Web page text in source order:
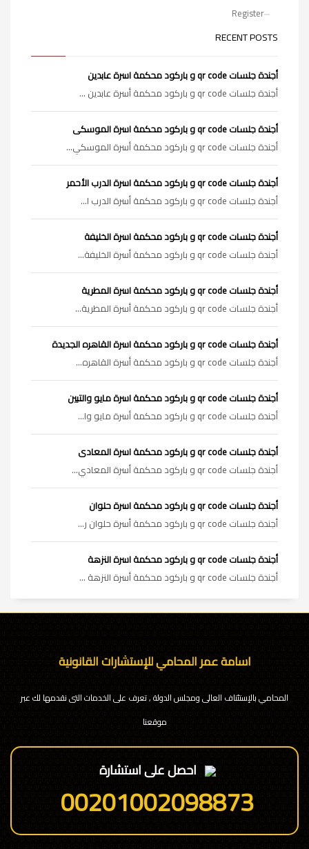
Register
RECENT POSTS
أجندة جلسات qr code و باركود محكمة اسرة عابدين
أجندة جلسات qr code و باركود محكمة أسرة عابدين ...
أجندة جلسات qr code و باركود محكمة اسرة الموسكى
أجندة جلسات qr code و باركود محكمة أسرة الموسكي...
أجندة جلسات qr code و باركود محكمة اسرة الدرب الأحمر
أجندة جلسات qr code و باركود محكمة أسرة الدرب ا...
أجندة جلسات qr code و باركود محكمة اسرة الخليفة
أجندة جلسات qr code و باركود محكمة أسرة الخليفة...
أجندة جلسات qr code و باركود محكمة اسرة المطرية
أجندة جلسات qr code و باركود محكمة أسرة المطرية...
أجندة جلسات qr code و باركود محكمة اسرة القاهره الجديدة
أجندة جلسات qr code و باركود محكمة أسرة القاهره...
أجندة جلسات qr code و باركود محكمة اسرة مايو والتبين
أجندة جلسات qr code و باركود محكمة أسرة مايو وا...
أجندة جلسات qr code و باركود محكمة اسرة المعادى
أجندة جلسات qr code و باركود محكمة أسرة المعادي...
أجندة جلسات qr code و باركود محكمة اسرة حلوان
أجندة جلسات qr code و باركود محكمة أسرة حلوان ر...
أجندة جلسات qr code و باركود محكمة اسرة النزهة
أجندة جلسات qr code و باركود محكمة أسرة النزهة ...
اسامة عمر المحامي للإستشارات القانونية
المحامي بالإستئناف العالى ومجلس الدولة , تعرف على الخدمات التى نقدمها لك عبر
موقعنا
احصل على استشارة
00201002098873